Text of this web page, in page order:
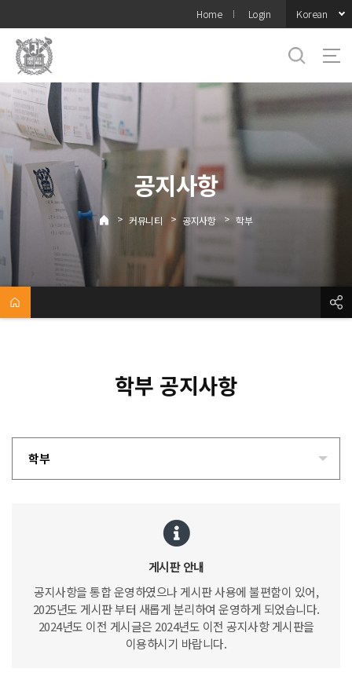
메뉴
Home Login Korean
공지사항
> 커뮤니티 > 공지사항 > 학부
학부 공지사항
학부
게시판 안내
공지사항을 통합 운영하였으나 게시판 사용에 불편함이 있어,
2025년도 게시판 부터 새롭게 분리하여 운영하게 되었습니다.
2024년도 이전 게시글은 2024년도 이전 공지사항 게시판을
이용하시기 바랍니다.